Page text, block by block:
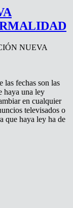
las fechas son las
haya una ley
en cualquier
televisados o
que haya ley ha de